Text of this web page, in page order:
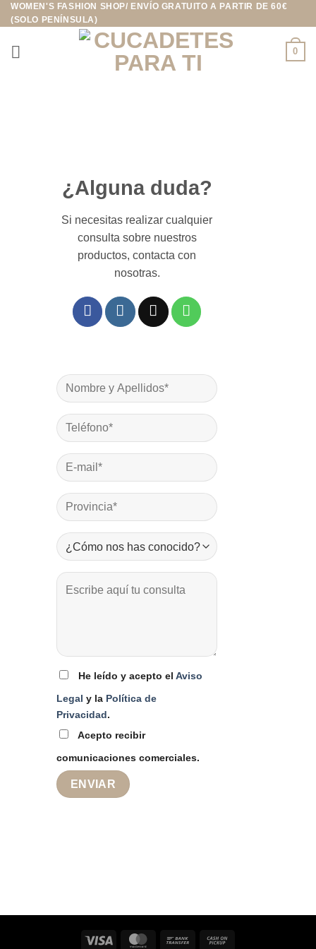
Saltar
al
contenido
WOMEN'S FASHION SHOP/ ENVÍO GRATUITO A PARTIR DE 60€
(SOLO PENÍNSULA)
0
¿Alguna duda?
Si necesitas realizar cualquier
consulta sobre nuestros
productos, contacta con
nosotras.
He leído y acepto el Aviso
Legal y la Política de
Privacidad.
Acepto recibir
comunicaciones comerciales.
Visa MasterCardBank